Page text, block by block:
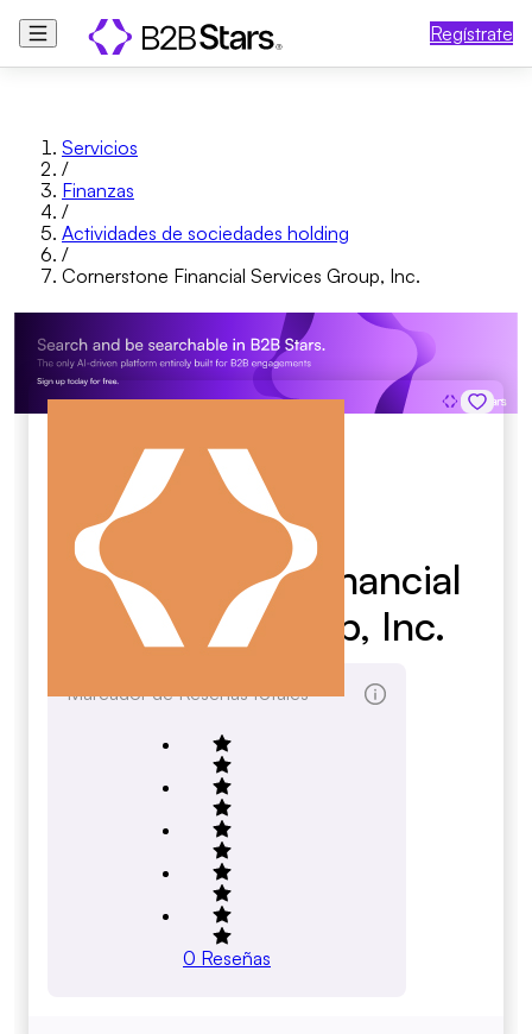
Regístrate
Servicios
/
Finanzas
/
Actividades de sociedades holding
/
Cornerstone Financial Services Group, Inc.
Cornerstone Financial
Services Group, Inc.
Marcador de Reseñas totales
0 Reseñas